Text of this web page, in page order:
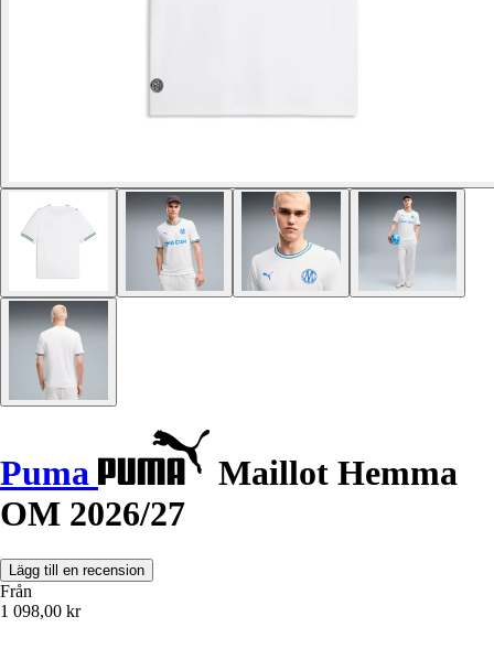
Puma
Maillot Hemma
OM 2026/27
Lägg till en recension
Från
1 098,00 kr